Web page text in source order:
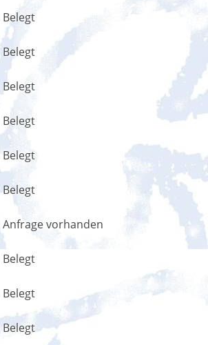
Belegt
Belegt
Belegt
Belegt
Belegt
Belegt
Anfrage vorhanden
Belegt
Belegt
Belegt